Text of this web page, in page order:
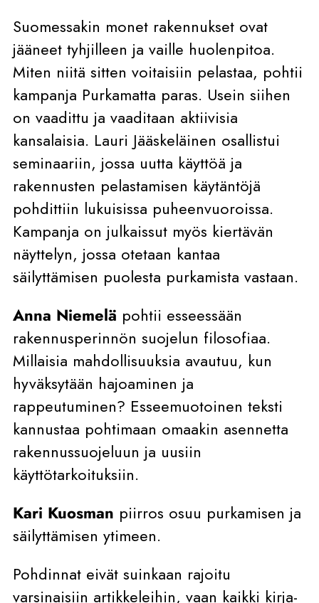
Suomessakin monet rakennukset ovat
jääneet tyhjilleen ja vaille huolenpitoa.
Miten niitä sitten voitaisiin pelastaa, pohtii
kampanja Purkamatta paras. Usein siihen
on vaadittu ja vaaditaan aktiivisia
kansalaisia. Lauri Jääskeläinen osallistui
seminaariin, jossa uutta käyttöä ja
rakennusten pelastamisen käytäntöjä
pohdittiin lukuisissa puheenvuoroissa.
Kampanja on julkaissut myös kiertävän
näyttelyn, jossa otetaan kantaa
säilyttämisen puolesta purkamista vastaan.
Anna Niemelä pohtii esseessään
rakennusperinnön suojelun filosofiaa.
Millaisia mahdollisuuksia avautuu, kun
hyväksytään hajoaminen ja
rappeutuminen? Esseemuotoinen teksti
kannustaa pohtimaan omaakin asennetta
rakennussuojeluun ja uusiin
käyttötarkoituksiin.
Kari Kuosman piirros osuu purkamisen ja
säilyttämisen ytimeen.
Pohdinnat eivät suinkaan rajoitu
varsinaisiin artikkeleihin, vaan kaikki kirja-